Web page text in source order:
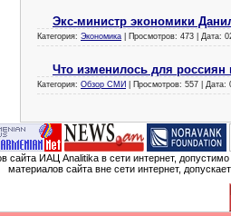
Экс-министр экономики
Категория: Экономика | Просмотров: 473 | Дата:
Что изменилось для россиян
Категория: Обзор СМИ | Просмотров: 557 | Дата:
сайта ИАЦ Analitika в сети интернет,
материалов сайта вне сети интернет,